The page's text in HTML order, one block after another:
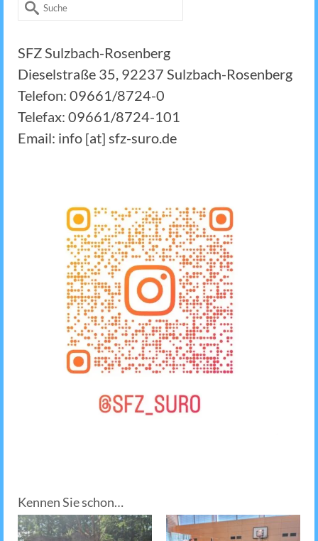
Suche
SFZ Sulzbach-Rosenberg
Dieselstraße 35, 92237 Sulzbach-Rosenberg
Telefon: 09661/8724-0
Telefax: 09661/8724-101
Email: info [at] sfz-suro.de
Kennen Sie schon…